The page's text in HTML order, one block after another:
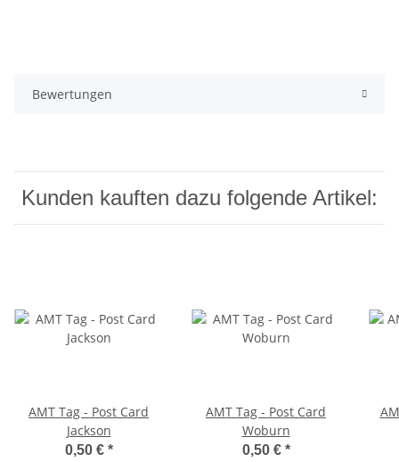
Bewertungen
Kunden kauften dazu folgende Artikel:
AMT Tag - Post Card
Jackson
0,50 € *
AMT Tag - Post Card
Woburn
0,50 € *